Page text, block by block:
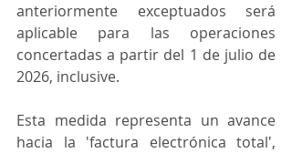
anteriormente exceptuados será
aplicable para las operaciones
concertadas a partir del 1 de julio de
2026, inclusive.
Esta medida representa un avance
hacia la 'factura electrónica total',